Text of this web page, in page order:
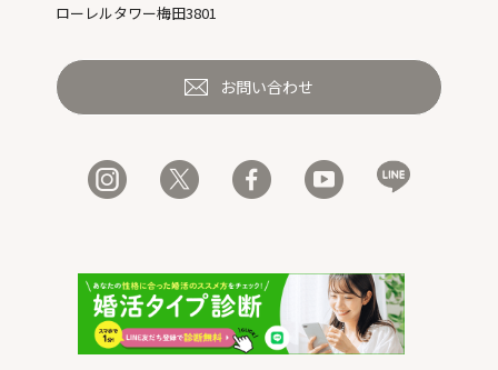
ローレルタワー梅田3801
お問い合わせ